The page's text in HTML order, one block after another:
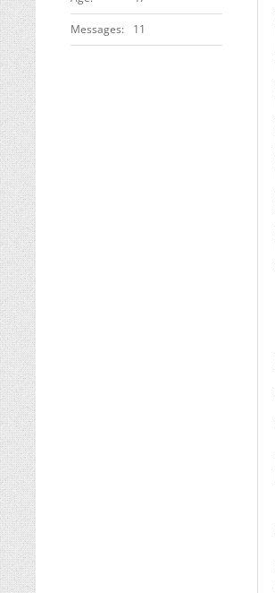
Messages 11